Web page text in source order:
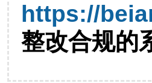
https://
整改合规的